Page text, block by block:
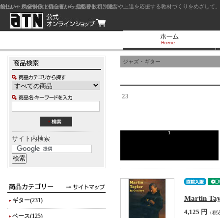
ジャズを中心に初心者から上級者まで、練習や上達を応援する教材づくりをめざし
サイト内検索
ギター(231)
ベース(125)
ジャズ・ギター
23
1
Martin
4,125 円 （税
前払い：クレジットカード（一括払い）
後払い：代金引換（現金払い・代引手数料別途）
前払い：PayPay